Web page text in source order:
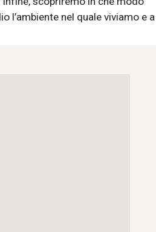
l’ambiente nel quale viviamo e a